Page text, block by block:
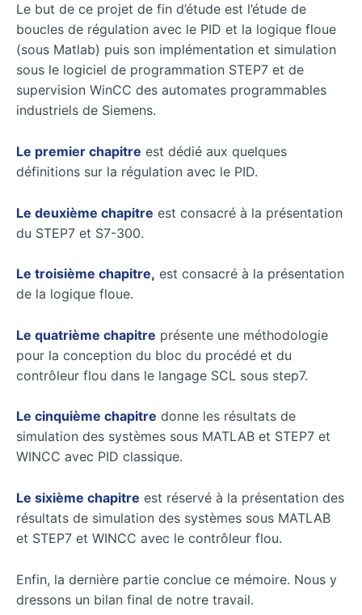
Le but de ce projet de fin d’étude est l’étude de
boucles de régulation avec le PID et la logique floue
(sous Matlab) puis son implémentation et simulation
sous le logiciel de programmation STEP7 et de
supervision WinCC des automates programmables
industriels de Siemens.
Le premier chapitre est dédié aux quelques
définitions sur la régulation avec le PID.
Le deuxième chapitre est consacré à la présentation
du STEP7 et S7-300.
Le troisième chapitre, est consacré à la présentation
de la logique floue.
Le quatrième chapitre présente une méthodologie
pour la conception du bloc du procédé et du
contrôleur flou dans le langage SCL sous step7.
Le cinquième chapitre donne les résultats de
simulation des systèmes sous MATLAB et STEP7 et
WINCC avec PID classique.
Le sixième chapitre est réservé à la présentation des
résultats de simulation des systèmes sous MATLAB
et STEP7 et WINCC avec le contrôleur flou.
Enfin, la dernière partie conclue ce mémoire. Nous y
dressons un bilan final de notre travail.